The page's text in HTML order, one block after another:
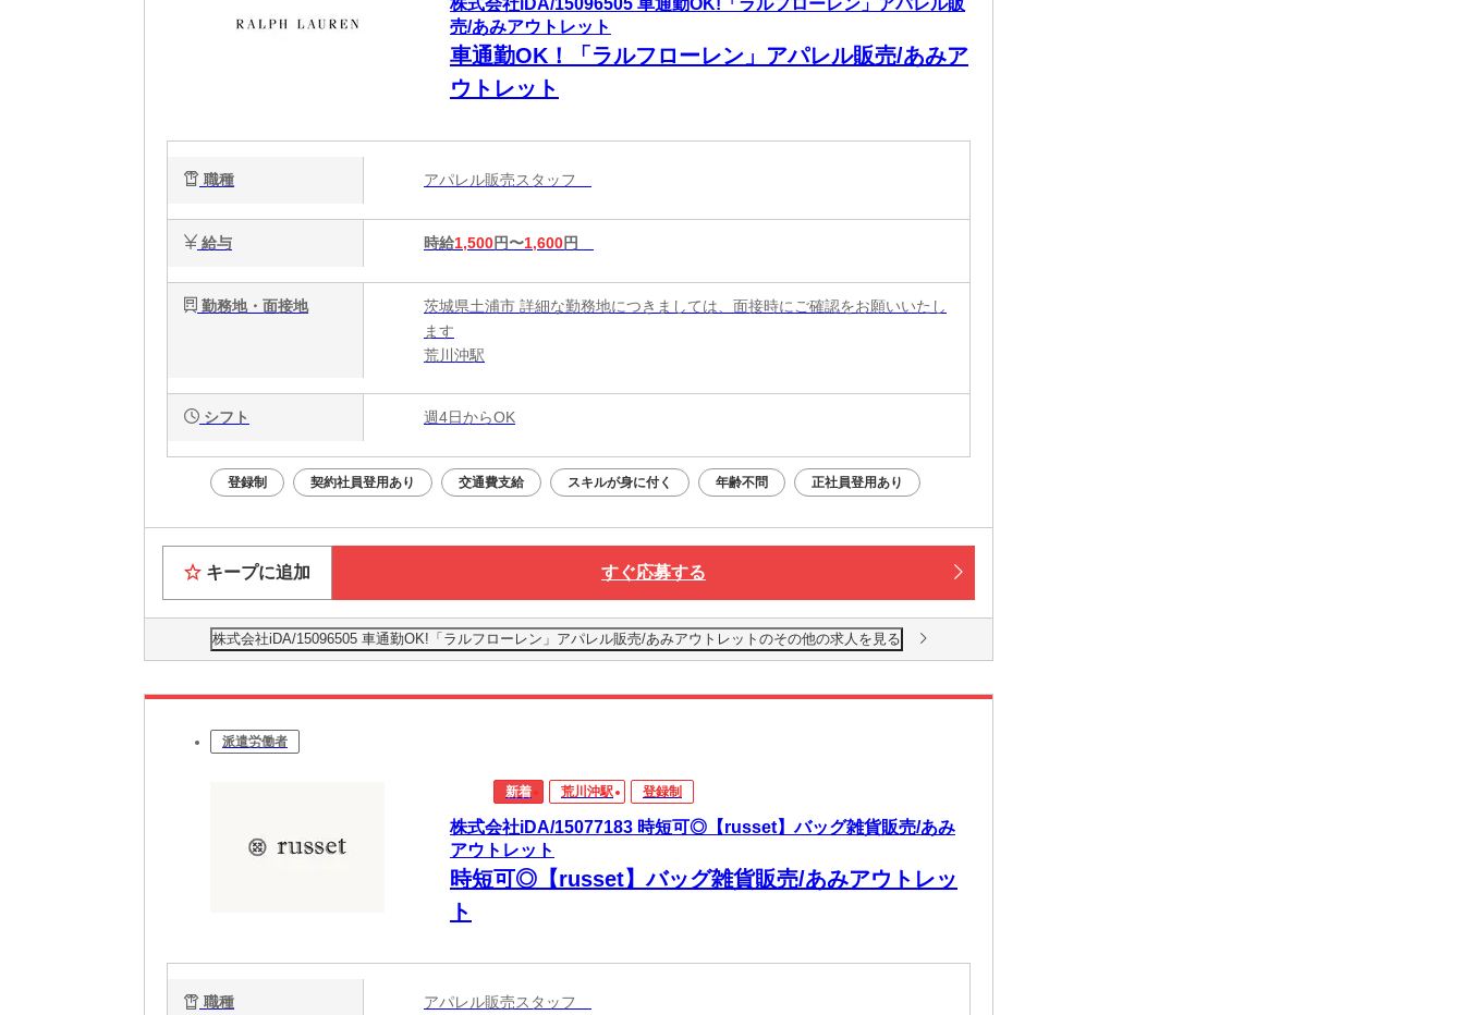
株式会社iDA/15096505 車通勤OK!「ラルフローレン」アパレル販
売/あみアウトレット
車通勤OK！「ラルフローレン」アパレル販売/あみア
ウトレット
職種 アパレル販売スタッフ
給与 時給1,500円〜1,600円
勤務地・面接地
茨城県土浦市 詳細な勤務地につきましては、面接時にご確認をお願いいたし
ます
荒川沖駅
シフト 週4日からOK
登録制 契約社員登用あり 交通費支給 スキルが身に付く 年齢不問 正社員登用あり
キープに追加 すぐ応募する
株式会社iDA/15096505 車通勤OK!「ラルフローレン」アパレル販売/あみアウトレットのその他の求人を見る
派遣労働者
新着 荒川沖駅 登録制
株式会社iDA/15077183 時短可◎【russet】バッグ雑貨販売/あみ
アウトレット
時短可◎【russet】バッグ雑貨販売/あみアウトレッ
ト
職種 アパレル販売スタッフ